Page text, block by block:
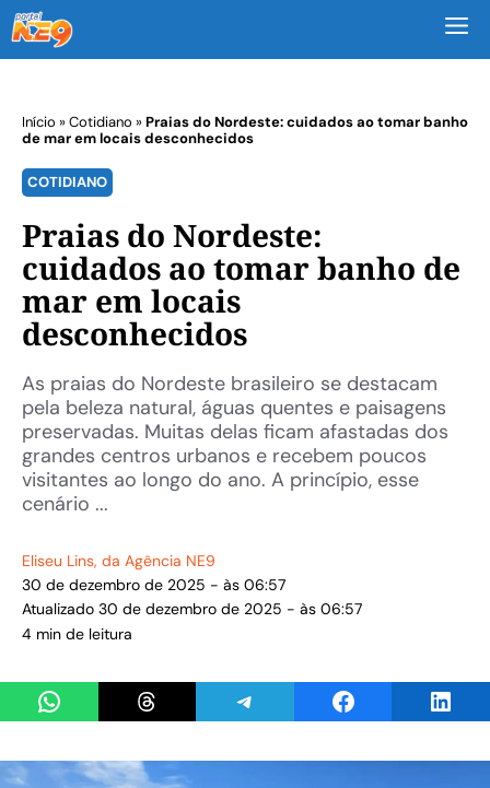
Início »Cotidiano »Praias do Nordeste: cuidados ao tomar banho
de mar em locais desconhecidos
COTIDIANO
Praias do Nordeste:
cuidados ao tomar banho de
mar em locais
desconhecidos
As praias do Nordeste brasileiro se destacam
pela beleza natural, águas quentes e paisagens
preservadas. Muitas delas ficam afastadas dos
grandes centros urbanos e recebem poucos
visitantes ao longo do ano. A princípio, esse
cenário ...
Eliseu Lins, da Agência NE9
30 de dezembro de 2025 - às 06:57
Atualizado 30 de dezembro de 2025 - às 06:57
4 min de leitura
Share on WhatsAppShare on ThreadsShare on TelegramShare on Facebook